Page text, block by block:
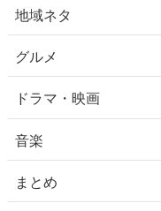
地域ネタ
グルメ
ドラマ・映画
音楽
まとめ